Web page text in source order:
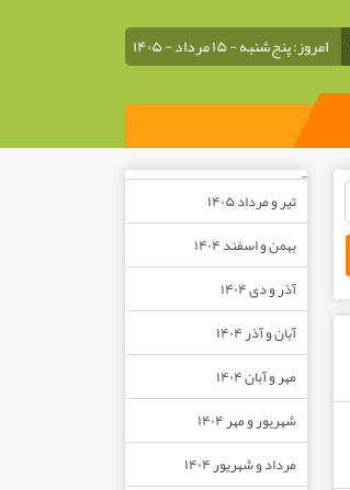
امروز: پنج‌شنبه - ۱۵ مرداد - ۱۴۰۵
–
تیر و مرداد ۱۴۰۵
بهمن و اسفند ۱۴۰۴
آذر و دی ۱۴۰۴
آبان و آذر ۱۴۰۴
مهر و آبان ۱۴۰۴
شهریور و مهر ۱۴۰۴
مرداد و شهریور ۱۴۰۴